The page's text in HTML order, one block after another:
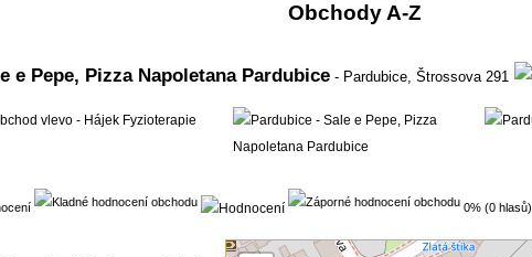
Obchody A-Z
e Pepe, Pizza Napoletana Pardubice - Pardubice, Štrossova 291
0% (0 hlasů)